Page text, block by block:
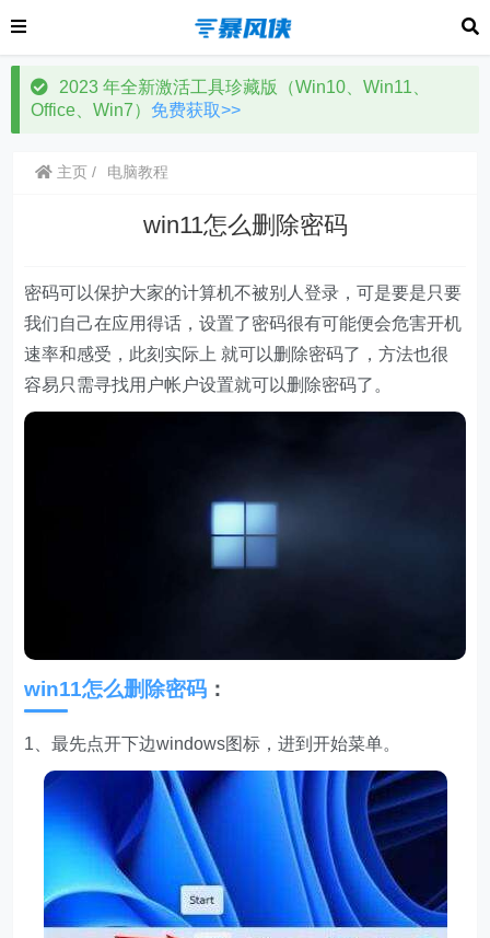
2023 年全新激活工具珍藏版（Win10、Win11、
Office、Win7） 免费获取>>
主页 电脑教程
win11怎么删除密码
密码可以保护大家的计算机不被别人登录，可是要是只要
我们自己在应用得话，设置了密码很有可能便会危害开机
速率和感受，此刻实际上 就可以删除密码了，方法也很
容易只需寻找用户帐户设置就可以删除密码了。
win11怎么删除密码 ：
1、最先点开下边windows图标，进到开始菜单。